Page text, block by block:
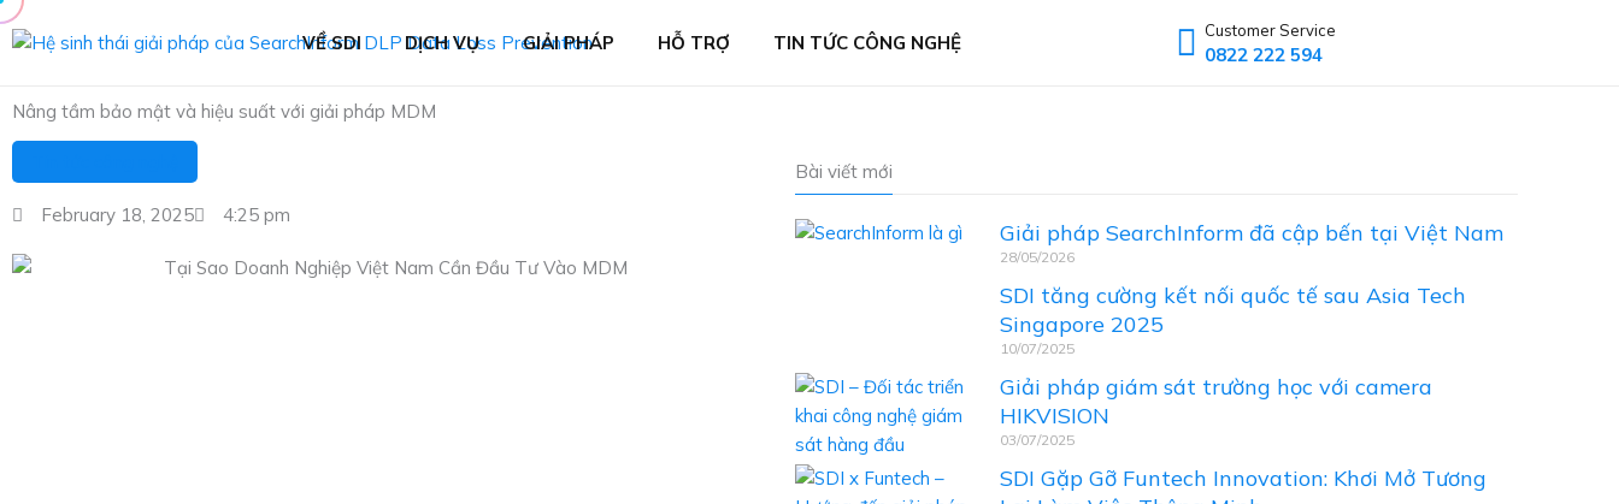
Skip
to
VỀ SDI DỊCH VỤ GIẢI PHÁP HỖ TRỢ TIN TỨC CÔNG NGHỆ
Customer Service
0822 222 594
Nâng tầm bảo mật và hiệu suất với giải pháp MDM
February 18, 2025 4:25 pm
Bài viết mới
Giải pháp SearchInform đã cập bến tại Việt Nam
28/05/2026
SDI tăng cường kết nối quốc tế sau Asia Tech
Singapore 2025
10/07/2025
Giải pháp giám sát trường học với camera
HIKVISION
03/07/2025
SDI Gặp Gỡ Funtech Innovation: Khơi Mở Tương